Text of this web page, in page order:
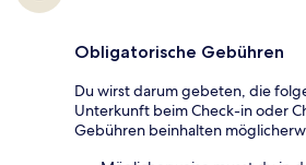
Obligatorische Gebühren
Du wirst darum gebeten, die
Unterkunft beim Check-in oder
Gebühren beinhalten